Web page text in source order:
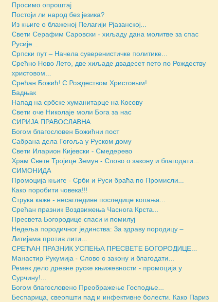
Просимо опроштај
Постоји ли народ без језика?
Из књиге о блаженој Пелагији Рјазанској...
Свети Серафим Саровски - хиљаду дана молитве за спас
Русије...
Српски пут – Начела суверенистичке политике...
Срећно Ново Лето, две хиљаде двадесет пето по Рождеству
христовом...
Срећан Божић! С Рождеством Христовым!
Бадњак
Напад на србске хуманитарце на Косову
Свети оче Николаје моли Бога за нас
СИРИЈА ПРАВОСЛАВНА
Богом благословен Божићни пост
Сабрана дела Гогоља у Руском дому
Свети Иларион Кијевски - Смедерево
Храм Свете Тројице Земун - Слово о закону и благодати...
СИМОНИДА
Промоција књиге - Срби и Руси браћа по Промисли...
Како поробити човека!!!
Струка каже - несагледиве последице копања...
Срећан празник Воздвижења Часнога Крста...
Пресвета Богородице спаси и помилуј
Недеља породичног јединства: За здраву породицу –
Литијама против лити...
СРЕЋАН ПРАЗНИК УСПЕЊА ПРЕСВЕТЕ БОГОРОДИЦЕ...
Манастир Рукумија - Слово о закону и благодати...
Ремек дело древне руске књижевности - промоција у
Сурчину!...
Богом благословено Преображење Господње...
Беспарица, свеопшти пад и инфективне болести. Како Париз